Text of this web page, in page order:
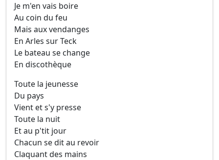
Je m'en vais boire
Au coin du feu
Mais aux vendanges
En Arles sur Teck
Le bateau se change
En discothèque
Toute la jeunesse
Du pays
Vient et s'y presse
Toute la nuit
Et au p'tit jour
Chacun se dit au revoir
Claquant des mains